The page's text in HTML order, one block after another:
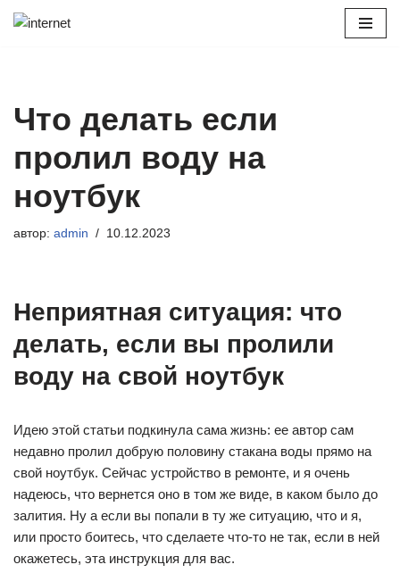
Что делать если
пролил воду на
ноутбук
автор: admin 10.12.2023
Неприятная ситуация: что
делать, если вы пролили
воду на свой ноутбук
Идею этой статьи подкинула сама жизнь: ее автор сам
недавно пролил добрую половину стакана воды прямо на
свой ноутбук. Сейчас устройство в ремонте, и я очень
надеюсь, что вернется оно в том же виде, в каком было до
залития. Ну а если вы попали в ту же ситуацию, что и я,
или просто боитесь, что сделаете что-то не так, если в ней
окажетесь, эта инструкция для вас.